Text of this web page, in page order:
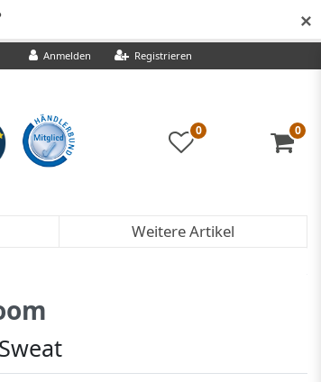
Anmelden Registrieren
0 0
Weitere Artikel
✕